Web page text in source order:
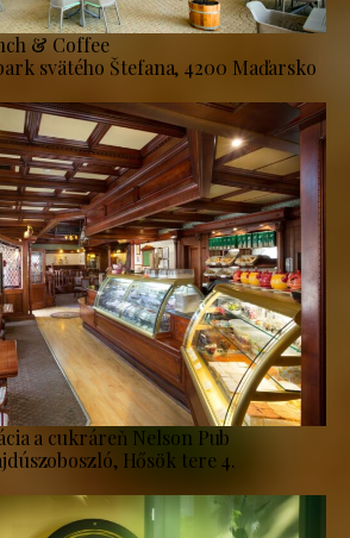
& Coffee
svätého Štefana, 4200 Maďarsko
a cukráreň Nelson Pub
Hősök tere 4.